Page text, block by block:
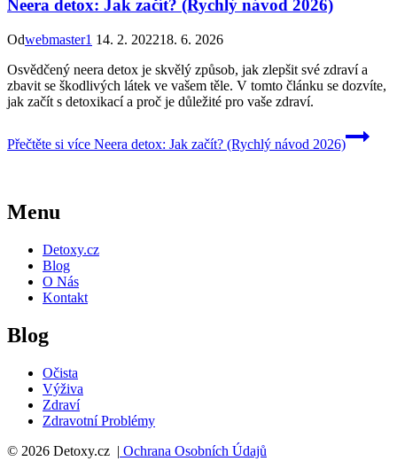
Neera detox: Jak začít? (Rychlý návod 2026)
Odwebmaster1 14. 2. 202218. 6. 2026
Osvědčený neera detox je skvělý způsob, jak zlepšit své zdraví a
zbavit se škodlivých látek ve vašem těle. V tomto článku se dozvíte,
jak začít s detoxikací a proč je důležité pro vaše zdraví.
Přečtěte si více Neera detox: Jak začít? (Rychlý návod 2026)
Menu
Detoxy.cz
Blog
O Nás
Kontakt
Blog
Očista
Výživa
Zdraví
Zdravotní Problémy
© 2026 Detoxy.cz | Ochrana Osobních Údajů